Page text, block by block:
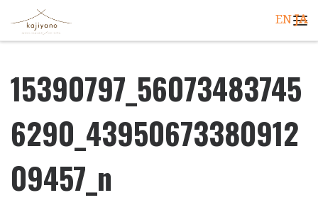
コンテンツへスキップ
15390797_56073483745
6290_43950673380912
09457_n
EN JA